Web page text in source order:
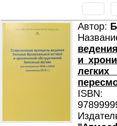
Автор:
и
ISBN: